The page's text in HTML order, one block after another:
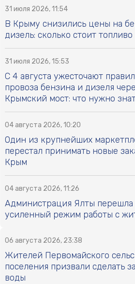
31 июля 2026, 11:54
В Крыму снизились цены на
дизель: сколько стоит топливо
31 июля 2026, 15:53
С 4 августа ужесточают
провоза бензина и дизеля
Крымский мост: что нужно
04 августа 2026, 10:20
Один из крупнейших
перестал принимать новые
Крым
04 августа 2026, 11:26
Администрация Ялты перешла
усиленный режим работы с
06 августа 2026, 23:38
Жителей Первомайского
поселения призвали сделать
воды